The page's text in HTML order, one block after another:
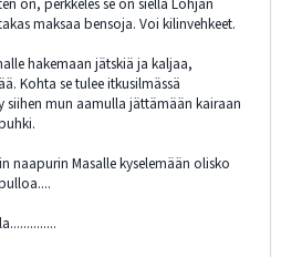
maksaa bensoja. Voi kilinvehkeet.
hakemaan jätskiä ja kaljaa,
Kohta se tulee itkusilmässä
mun aamulla jättämään kairaan
naapurin Masalle kyselemään olisko